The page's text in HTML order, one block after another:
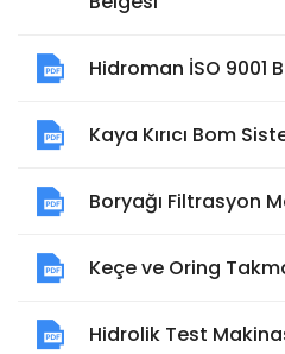
Hidroman İSO 9001
Kaya Kırıcı Bom
Boryağı Filtrasyon
Keçe ve Oring
Hidrolik Test